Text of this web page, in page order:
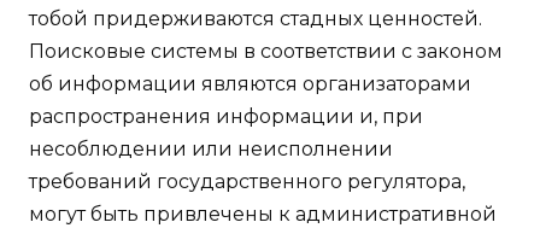
тобой придерживаются стадных ценностей.
Поисковые системы в соответствии с законом
об информации являются организаторами
распространения информации и, при
несоблюдении или неисполнении
требований государственного регулятора,
могут быть привлечены к административной